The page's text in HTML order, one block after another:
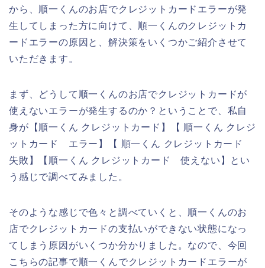
から、順一くんのお店でクレジットカードエラーが発
生してしまった方に向けて、順一くんのクレジットカ
ードエラーの原因と、解決策をいくつかご紹介させて
いただきます。
まず、どうして順一くんのお店でクレジットカードが
使えないエラーが発生するのか？ということで、私自
身が【順一くん クレジットカード】【 順一くん クレジ
ットカード エラー】【 順一くん クレジットカード
失敗】【順一くん クレジットカード 使えない】とい
う感じで調べてみました。
そのような感じで色々と調べていくと、順一くんのお
店でクレジットカードの支払いができない状態になっ
てしまう原因がいくつか分かりました。なので、今回
こちらの記事で順一くんでクレジットカードエラーが